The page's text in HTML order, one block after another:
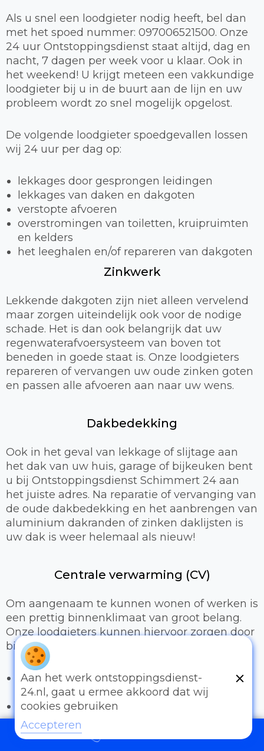
Als u snel een loodgieter nodig heeft, bel dan
met het spoed nummer: 097006521500. Onze
24 uur Ontstoppingsdienst staat altijd, dag en
nacht, 7 dagen per week voor u klaar. Ook in
het weekend! U krijgt meteen een vakkundige
loodgieter bij u in de buurt aan de lijn en uw
probleem wordt zo snel mogelijk opgelost.
De volgende loodgieter spoedgevallen lossen
wij 24 uur per dag op:
lekkages door gesprongen leidingen
lekkages van daken en dakgoten
verstopte afvoeren
overstromingen van toiletten, kruipruimten
en kelders
het leeghalen en/of repareren van dakgoten
Zinkwerk
Lekkende dakgoten zijn niet alleen vervelend
maar zorgen uiteindelijk ook voor de nodige
schade. Het is dan ook belangrijk dat uw
regenwaterafvoersysteem van boven tot
beneden in goede staat is. Onze loodgieters
repareren of vervangen uw oude zinken goten
en passen alle afvoeren aan naar uw wens.
Dakbedekking
Ook in het geval van lekkage of slijtage aan
het dak van uw huis, garage of bijkeuken bent
u bij Ontstoppingsdienst Schimmert 24 aan
het juiste adres. Na reparatie of vervanging van
de oude dakbedekking en het aanbrengen van
aluminium dakranden of zinken daklijsten is
uw dak is weer helemaal als nieuw!
Centrale verwarming (CV)
Om aangenaam te kunnen wonen of werken is
een prettig binnenklimaat van groot belang.
Onze loodgieters kunnen hiervoor zorgen door
bijvoorbeeld:
Het uitbreiden of compleet installeren van
een cv-installatie
Vervangen van radiatoren/radiatorkranen
Vloerverwarming
Sanitair
Aan het werk ontstoppingsdienst-
24.nl, gaat u ermee akkoord dat wij
cookies gebruiken
Accepteren